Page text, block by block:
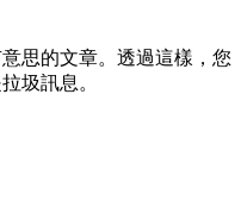
思的文章。透過這樣，您
圾訊息。